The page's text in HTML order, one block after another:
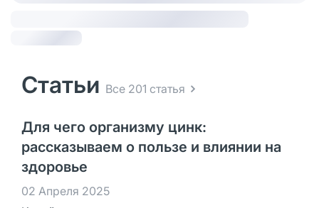
Статьи Все 201 статья
Для чего организму цинк:
рассказываем о пользе и влиянии на
здоровье
02 Апреля 2025